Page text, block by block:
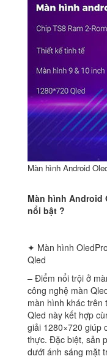
Màn hình Android
Màn hình Android
nổi bật ?
✦ Màn hình
Qled
– Điểm nổi trội ở
công nghệ màn
màn hình khác trên
Qled này kết hợp
giải 1280×720 giúp
thực. Đặc biệt, sản
dưới ánh sáng mặt